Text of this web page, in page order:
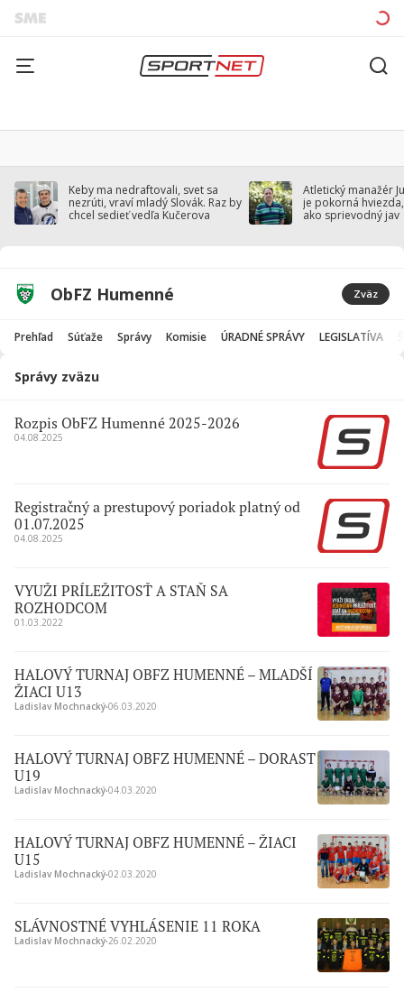
Keby ma nedraftovali, svet sa
nezrúti, vraví mladý Slovák. Raz by
chcel sedieť vedľa Kučerova
Atletický manažér
je pokorná
ako sprievodný jav
ObFZ Humenné Zväz
Prehľad Súťaže Správy Komisie ÚRADNÉ SPRÁVY LEGISLATÍVA
Správy zväzu
Rozpis ObFZ Humenné 2025-2026
04.08.2025
Registračný a prestupový poriadok platný od
01.07.2025
04.08.2025
VYUŽI PRÍLEŽITOSŤ A STAŇ SA
ROZHODCOM
01.03.2022
HALOVÝ TURNAJ OBFZ HUMENNÉ – MLADŠÍ
ŽIACI U13
Ladislav Mochnacký∙06.03.2020
HALOVÝ TURNAJ OBFZ HUMENNÉ – DORAST
U19
Ladislav Mochnacký∙04.03.2020
HALOVÝ TURNAJ OBFZ HUMENNÉ – ŽIACI
U15
Ladislav Mochnacký∙02.03.2020
SLÁVNOSTNÉ VYHLÁSENIE 11 ROKA
Ladislav Mochnacký∙26.02.2020
Správy